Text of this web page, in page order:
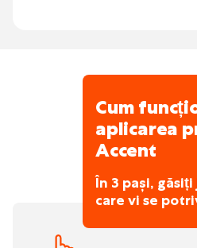
Avantaje
Formare internă
obținerea
foarfecă.
Cum
aplicarea
Accent
În 3 pași,
care vi se